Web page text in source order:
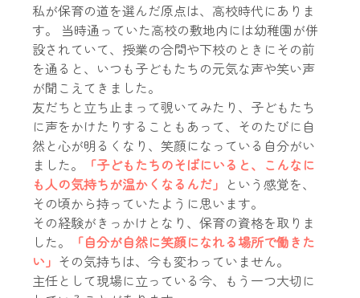
私が保育の道を選んだ原点は、高校時代にありま
す。 当時通っていた高校の敷地内には幼稚園が併
設されていて、授業の合間や下校のときにその前
を通ると、いつも子どもたちの元気な声や笑い声
が聞こえてきました。
友だちと立ち止まって覗いてみたり、子どもたち
に声をかけたりすることもあって、そのたびに自
然と心が明るくなり、笑顔になっている自分がい
ました。
「子どもたちのそばにいると、こんなに
も人の気持ちが温かくなるんだ」 という感覚を、
その頃から持っていたように思います。
その経験がきっかけとなり、保育の資格を取りま
した。
「自分が自然に笑顔になれる場所で働きた
い」 その気持ちは、今も変わっていません。
主任として現場に立っている今、もう一つ大切に